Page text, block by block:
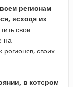
всем регионам
исходя из
свои
на
регионов, своих
в котором